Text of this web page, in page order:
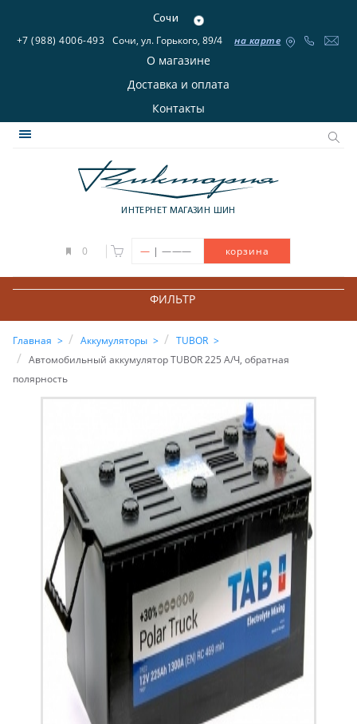
Сочи
+7 (988) 4006-493 Сочи, ул. Горького, 89/4 на карте
О магазине
Доставка и оплата
Контакты
ИНТЕРНЕТ МАГАЗИН ШИН
0 — | ——— корзина
ФИЛЬТР
Главная Аккумуляторы
TUBOR
Автомобильный аккумулятор TUBOR 225 А/Ч, обратная
полярность